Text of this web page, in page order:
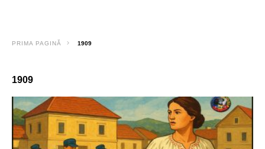
PRIMA PAGINĂ 1909
1909